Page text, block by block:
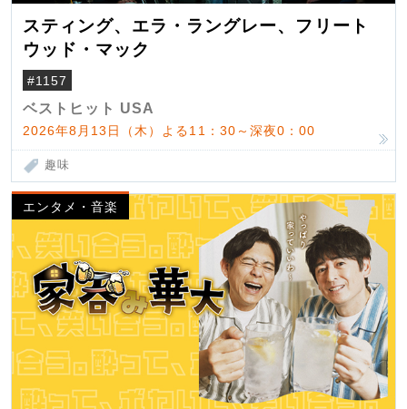
スティング、エラ・ラングレー、フリート
ウッド・マック
#1157
ベストヒット USA
2026年8月13日（木）よる11：30～深夜0：00
趣味
エンタメ・音楽